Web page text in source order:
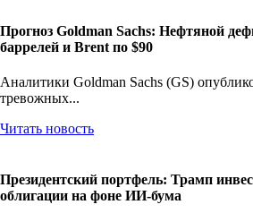
Прогноз Goldman Sachs: Нефтяной
баррелей и Brent по $90
Аналитики Goldman Sachs (GS)
тревожных...
Читать новость
Президентский портфель: Трамп
облигации на фоне ИИ-бума